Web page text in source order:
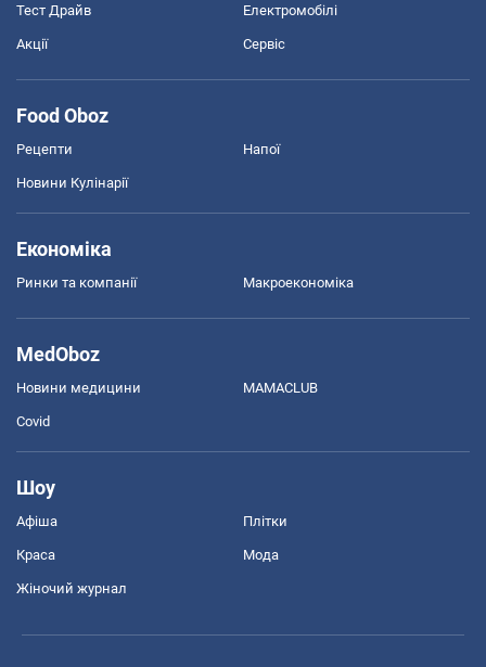
Тест Драйв Електромобілі
Акції Сервіс
Food Oboz
Рецепти Напої
Новини Кулінарії
Економіка
Ринки та компанії Макроекономіка
MedOboz
Новини медицини MAMACLUB
Covid
Шоу
Афіша Плітки
Краса Мода
Жіночий журнал